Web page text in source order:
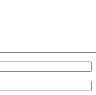
ब्लग